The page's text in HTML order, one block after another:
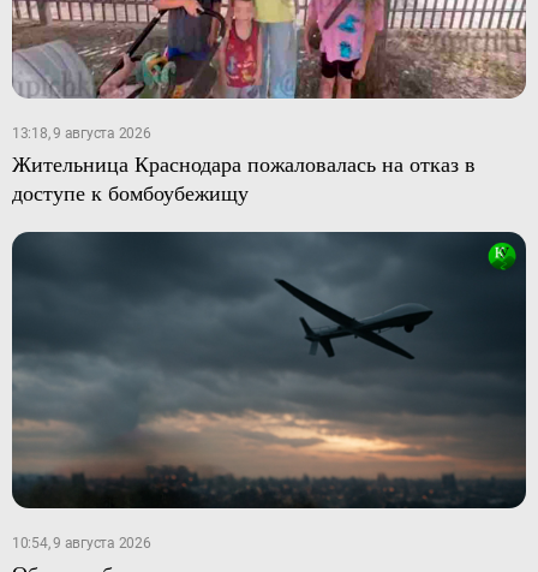
13:18, 9 августа 2026
Жительница Краснодара пожаловалась на отказ в
доступе к бомбоубежищу
10:54, 9 августа 2026